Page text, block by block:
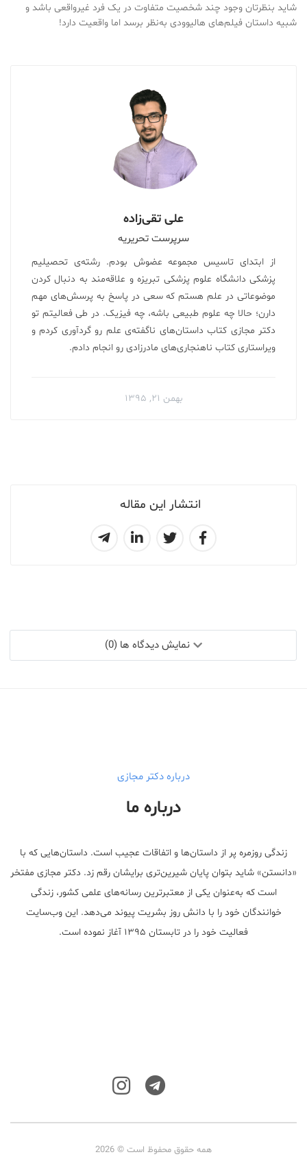
انتشار این مقاله
شاید بنظرتان وجود چند شخصیت متفاوت در یک فرد غیرواقعی باشد و
شبیه داستان‌ فیلم‌های هالیوودی به‌نظر برسد اما واقعیت دارد!
علی تقی‌زاده
سرپرست تحریریه
از ابتدای تاسیس مجموعه عضوش بودم. رشته‌ی تحصیلیم
پزشکی دانشگاه علوم پزشکی تبریزه و علاقه‌مند به دنبال کردن
موضوعاتی در علم هستم که سعی در پاسخ به پرسش‌های مهم
دارن؛ حالا چه علوم طبیعی باشه، چه فیزیک. در طی فعالیتم تو
دکتر مجازی کتاب داستان‌های ناگفته‌ی علم رو گردآوری کردم‌ و
ویراستاری کتاب ناهنجاری‌های مادرزادی رو انجام دادم.
بهمن ۲۱, ۱۳۹۵
نمایش دیدگاه ها (0)
درباره دکتر مجازی
درباره ما
زندگی روزمره پر از داستان‌ها و اتفاقات عجیب است. داستان‌هایی که با
«دانستن» شاید بتوان پایان شیرین‌تری برایشان رقم زد. دکتر مجازی مفتخر
است که به‌عنوان یکی از معتبر‌ترین رسانه‌های علمی کشور، زندگی
خوانندگان خود را با دانش روز بشریت پیوند می‌دهد. این وب‌سایت
فعالیت خود را در تابستان ۱۳۹۵ آغاز نموده است.
همه حقوق محفوظ است © 2026